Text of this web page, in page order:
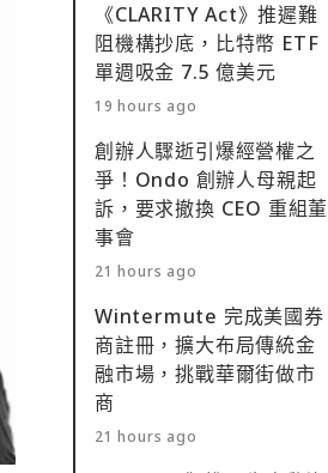
《CLARITY Act》推遲難
阻機構抄底，比特幣 ETF
單週吸金 7.5 億美元
19 hours ago
創辦人驟逝引爆經營權之
爭！Ondo 創辦人母親起
訴，要求撤換 CEO 重組董
事會
21 hours ago
Wintermute 完成美國券
商註冊，擴大布局傳統金
融市場，挑戰華爾街做市
商
21 hours ago